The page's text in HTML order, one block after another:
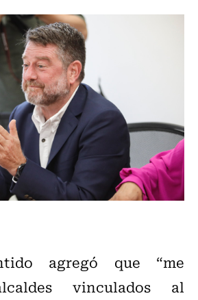
agregó que “me
vinculados al